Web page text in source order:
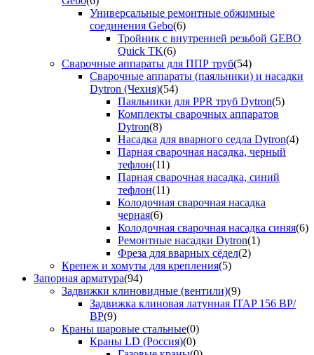
Универсальные ремонтные обжимные
соединения Gebo(6)
Тройник с внутренней резьбой GEBO
Quick TK(6)
Сварочные аппараты для ППР труб(54)
Сварочные аппараты (паяльники) и насадки
Dytron (Чехия)(54)
Паяльники для PPR труб Dytron(5)
Комплекты сварочных аппаратов
Dytron(8)
Насадка для вварного седла Dytron(4)
Парная сварочная насадка, черный
тефлон(11)
Парная сварочная насадка, синий
тефлон(11)
Колодочная сварочная насадка
черная(6)
Колодочная сварочная насадка синяя(6)
Ремонтные насадки Dytron(1)
Фреза для вварных сёдел(2)
Крепеж и хомуты для крепления(5)
Запорная арматура(94)
Задвижки клиновидные (вентили)(9)
Задвижка клиновая латунная ITAP 156 ВР/
ВР(9)
Краны шаровые стальные(0)
Краны LD (Россия)(0)